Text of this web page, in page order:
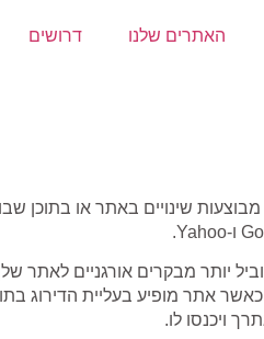
האתרים שלנו דרושים
מבוצעות שינויים באתר או בתוכן
יותר מבקרים אורגניים לאתר
אתר מופיע בעליית הדירוג
ויכנסו לו.